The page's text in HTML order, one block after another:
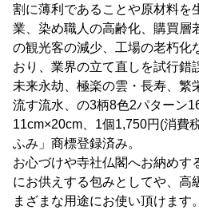
割に薄利であることや原材料を
業、染め職人の高齢化、購買層
の観光客の減少、工場の老朽化
おり、業界の立て直しを試行錯
未来永劫、極楽の雲・長寿、繁
流す流水、の3柄8色2パターン
11cm×20cm、1個1,750円(消費
ふみ」商標登録済み。
お心づけや寺社仏閣へお納めす
にお供えする包みとしてや、高
まざまな用途にお使い頂けます。